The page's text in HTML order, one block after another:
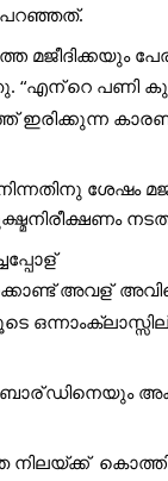
മജീദിക്കയും
“എന്റെ പണി
ഇരിക്കുന്ന
ശേഷം
അവള്
ഒന്നാംക്ലാസ്സില്
ഡിനെയും